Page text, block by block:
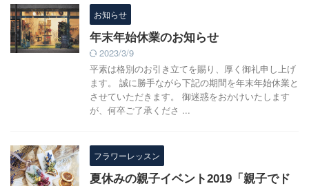
お知らせ
年末年始休業のお知らせ
2023/3/9
平素は格別のお引き立てを賜り、厚く御礼申し上げ
ます。 誠に勝手ながら下記の期間を年末年始休業と
させていただきます。 御迷惑をおかけいたします
が、何卒ご了承くださ ...
フラワーレッスン
夏休みの親子イベント2019「親子でド